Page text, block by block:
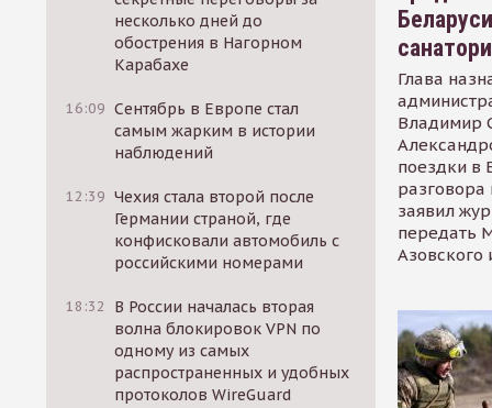
несколько дней до
обострения в Нагорном
Карабахе
16:09 Сентябрь в Европе стал
самым жарким в истории
наблюдений
12:39 Чехия стала второй после
Германии страной, где
конфисковали автомобиль с
российскими номерами
18:32
В России началась вторая
волна блокировок VPN по
одному из самых
распространенных и удобных
протоколов WireGuard
Глава
Владимир
поездки в
разговора
заявил
передать
Азовского